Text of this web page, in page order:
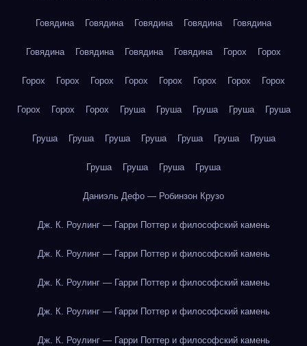
Говядина Говядина Говядина Говядина Говядина
Говядина Говядина Говядина Говядина Горох Горох
Горох Горох Горох Горох Горох Горох Горох Горох
Горох Горох Горох Груша Груша Груша Груша Груша
Груша Груша Груша Груша Груша Груша Груша
Груша Груша Груша Груша
Даниэль Дефо — Робинзон Крузо
Дж. К. Роулинг — Гарри Поттер и философский камень
Дж. К. Роулинг — Гарри Поттер и философский камень
Дж. К. Роулинг — Гарри Поттер и философский камень
Дж. К. Роулинг — Гарри Поттер и философский камень
Дж. К. Роулинг — Гарри Поттер и философский камень